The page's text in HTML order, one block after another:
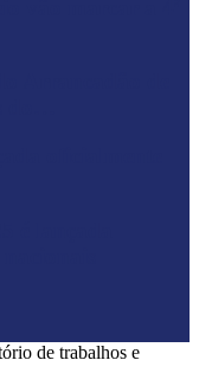
de trabalhos e